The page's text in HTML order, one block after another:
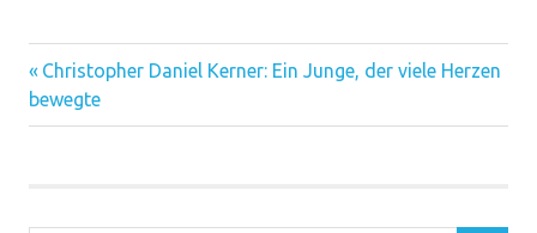
Beitragsnavigation
Vorheriger
Beitrag:
Christopher Daniel Kerner: Ein Junge, der viele Herzen
bewegte